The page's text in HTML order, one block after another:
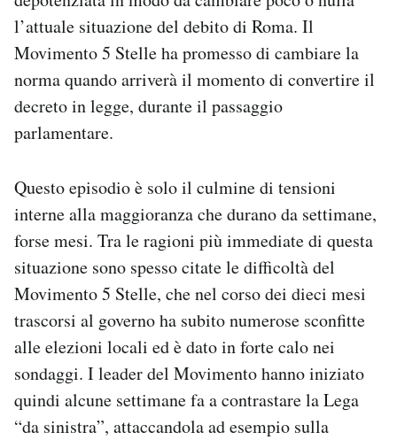
l’attuale situazione del debito di Roma. Il
Movimento 5 Stelle ha promesso di cambiare la
norma quando arriverà il momento di convertire il
decreto in legge, durante il passaggio
parlamentare.
Questo episodio è solo il culmine di tensioni
interne alla maggioranza che durano da settimane,
forse mesi. Tra le ragioni più immediate di questa
situazione sono spesso citate le difficoltà del
Movimento 5 Stelle, che nel corso dei dieci mesi
trascorsi al governo ha subito numerose sconfitte
alle elezioni locali ed è dato in forte calo nei
sondaggi. I leader del Movimento hanno iniziato
quindi alcune settimane fa a contrastare la Lega
“da sinistra”, attaccandola ad esempio sulla